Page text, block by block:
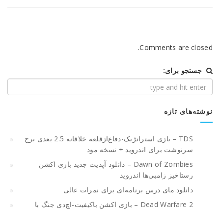
Comments are closed.
جستجو برای:
نوشته‌های تازه
TDS – بازی استراتژیک-دفاع‌از‌قلعه خلاقانه 2.5 بعدی برج
سرنوشت برای اندروید + نسخه مود
Dawn of Zombies – دانلود آپدیت جدید بازی اکشن
رستاخیز زامبی‌ها اندروید
دانلود مای درس برنامه‌ای برای نمرات عالی
Dead Warfare 2 – بازی اکشن باکیفیت-اچ‌دی جنگ با